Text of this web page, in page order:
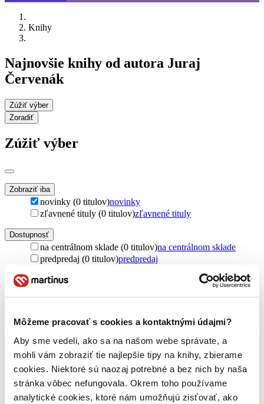
Môžeme pracovať s cookies a kontaktnými údajmi?
Aby sme vedeli, ako sa na našom webe správate, a
mohli vám zobraziť tie najlepšie tipy na knihy, zbierame
cookies. Niektoré sú naozaj potrebné a bez nich by naša
stránka vôbec nefungovala. Okrem toho používame
analytické cookies, ktoré nám umožňujú zisťovať, ako
Knihy
Najnovšie knihy od autora Juraj
Červenák
Zúžiť výber
Zoradiť
Zúžiť výber
Zobraziť iba
novinky (0 titulov)novinky
zľavnené tituly (0 titulov)zľavnené tituly
Dostupnosť
na centrálnom sklade (0 titulov)na centrálnom sklade
predpredaj (0 titulov)predpredaj
dostupná (bez vypredaných) (0 titulov)
dostupná (bez
nová (0 titulov) nová
čítaná (0 titulov)čítaná
čítaná - výborný stav (0 titulov)
čítaná - výborný stav
čítaná - mierne opotrebovaná (0 titulov)
čítaná - mierne
opotrebovaná
čítané verzie vypredaných kníh (0 titulov)čítané verzie
vypredaných kníh